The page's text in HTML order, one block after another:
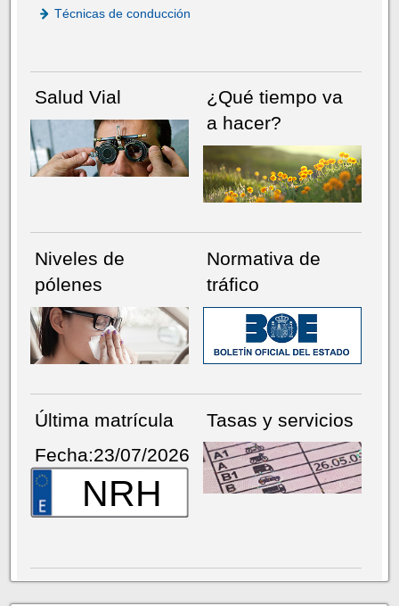
Técnicas de conducción
Salud Vial
¿Qué tiempo va
a hacer?
Niveles de
pólenes
Normativa de
tráfico
Última matrícula
Fecha:23/07/2026
NRH
Tasas y servicios